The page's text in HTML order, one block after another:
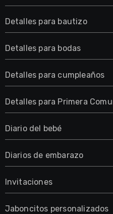
Detalles para bautizo
Detalles para bodas
Detalles para cumpleaños
Detalles para Primera
Diario del bebé
Diarios de embarazo
Invitaciones
Jaboncitos personalizados